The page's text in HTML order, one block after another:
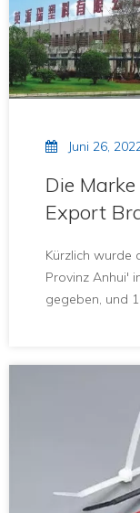
Juni 26,
Die
Export
Kürzlich wurde
Provinz Anhui'
gegeben, und